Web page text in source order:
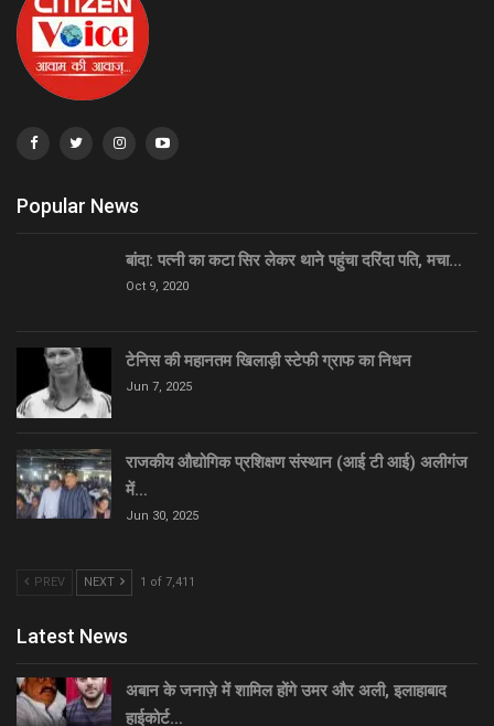
Popular News
बांदा: पत्नी का कटा सिर लेकर थाने पहुंचा दरिंदा पति, मचा…
Oct 9, 2020
टेनिस की महानतम खिलाड़ी स्टेफी ग्राफ का निधन
Jun 7, 2025
राजकीय औद्योगिक प्रशिक्षण संस्थान (आई टी आई) अलीगंज
में…
Jun 30, 2025
PREV NEXT 1 of 7,411
Latest News
अबान के जनाज़े में शामिल होंगे उमर और अली, इलाहाबाद
हाईकोर्ट…